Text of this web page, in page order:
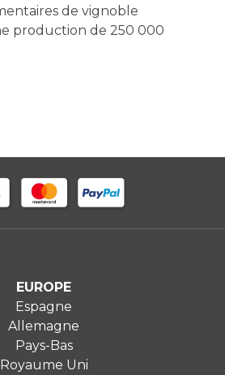
de vignoble
production de 250 000
EUROPE
Espagne
Allemagne
Pays-Bas
Royaume Uni